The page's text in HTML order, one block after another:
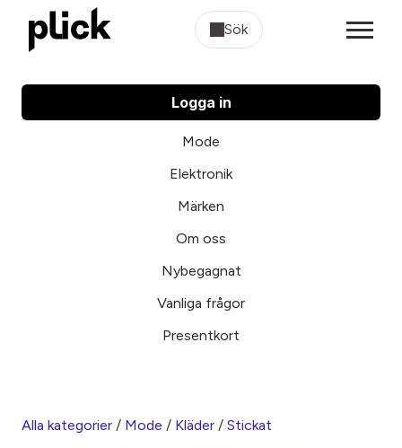
Sök
Logga in
Mode
Elektronik
Märken
Om oss
Nybegagnat
Vanliga frågor
Presentkort
Alla kategorier / Mode / Kläder / Stickat